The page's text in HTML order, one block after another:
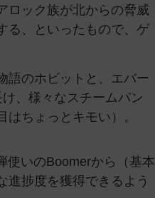
ロック族が北からの脅威
る、といったもので、ゲ
語のホビットと、エバー
、様々なスチームパン
ちょっとキモい）。
使いのBoomerから（基本
進捗度を獲得できるよう